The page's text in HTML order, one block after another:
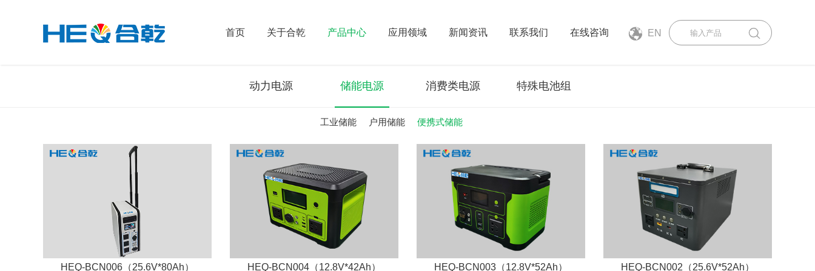
首页 关于合乾 产品中心 应用领域 新闻资讯 联系我们 在线咨询 EN
动力电源 储能电源
工业储能 户用储能 便携式储能
消费类电源 特殊电池组
HEQ-BCN006（25.6V*80Ah） HEQ-BCN004（12.8V*42Ah） HEQ-BCN003（12.8V*52Ah） HEQ-BCN002（25.6V*52Ah）